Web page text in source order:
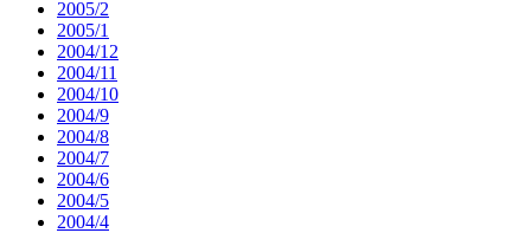
2005/2
2005/1
2004/12
2004/11
2004/10
2004/9
2004/8
2004/7
2004/6
2004/5
2004/4